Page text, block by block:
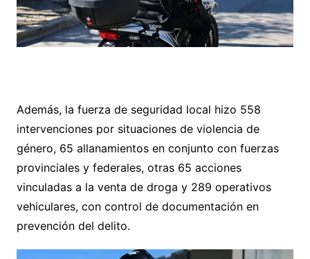
Además, la fuerza de seguridad local hizo 558
intervenciones por situaciones de violencia de
género, 65 allanamientos en conjunto con fuerzas
provinciales y federales, otras 65 acciones
vinculadas a la venta de droga y 289 operativos
vehiculares, con control de documentación en
prevención del delito.